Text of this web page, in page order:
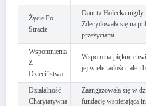
Życie Po
Stracie
Danuta Holecka nigdy
Zdecydowała się na
przeżyciami.
Wspomnienia
Z
Dzieciństwa
Wspomina piękne
jej wiele radości, ale i
Działalność
Charytatywna
Zaangażowała się w
fundację wspierającą